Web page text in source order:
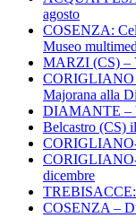
agosto
COSENZA:
Museo
MARZI (CS) –
CORIGLIANO
Majorana alla
DIAMANTE –
Belcastro (CS)
dicembre
TREBISACCE:
COSENZA –